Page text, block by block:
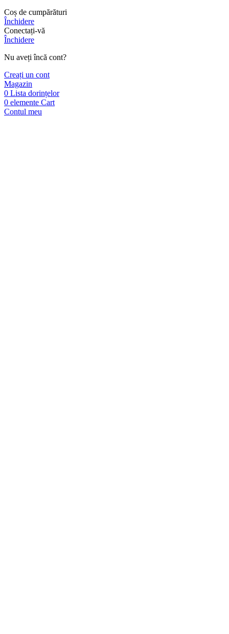
Coș de cumpărături
Închidere
Conectați-vă
Închidere
Nu aveți încă cont?
Creați un cont
Magazin
0 Lista dorințelor
0 elemente Cart
Contul meu